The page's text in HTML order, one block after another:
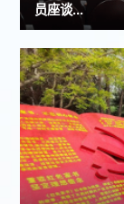
员座谈...